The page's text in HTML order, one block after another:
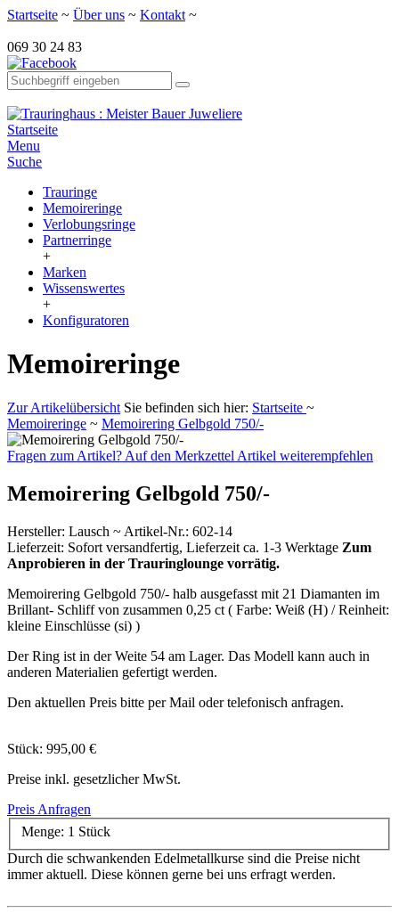
Startseite ~ Über uns ~ Kontakt ~
069 30 24 83
Startseite
Menu
Suche
Trauringe
Memoireringe
Verlobungsringe
Partnerringe
+
Marken
Wissenswertes
+
Konfiguratoren
Memoireringe
Zur Artikelübersicht Sie befinden sich hier: Startseite ~
Memoireringe ~ Memoirering Gelbgold 750/-
Fragen zum Artikel? Auf den Merkzettel Artikel weiterempfehlen
Memoirering Gelbgold 750/-
Hersteller: Lausch ~ Artikel-Nr.: 602-14
Lieferzeit: Sofort versandfertig, Lieferzeit ca. 1-3 Werktage Zum
Anprobieren in der Trauringlounge vorrätig.
Memoirering Gelbgold 750/- halb ausgefasst mit 21 Diamanten im
Brillant- Schliff von zusammen 0,25 ct ( Farbe: Weiß (H) / Reinheit:
kleine Einschlüsse (si) )
Der Ring ist in der Weite 54 am Lager. Das Modell kann auch in
anderen Materialien gefertigt werden.
Den aktuellen Preis bitte per Mail oder telefonisch anfragen.
Stück: 995,00 €
Preise inkl. gesetzlicher MwSt.
Preis Anfragen
Menge: 1 Stück
Durch die schwankenden Edelmetallkurse sind die Preise nicht
immer aktuell. Diese können gerne bei uns erfragt werden.